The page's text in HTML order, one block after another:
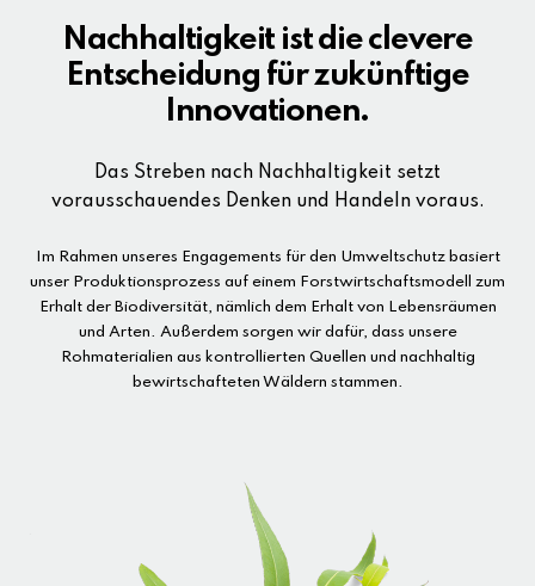
Nachhaltigkeit ist die clevere
Entscheidung für zukünftige
Innovationen.
Das Streben nach Nachhaltigkeit setzt
vorausschauendes Denken und Handeln voraus.
Im Rahmen unseres Engagements für den Umweltschutz basiert
unser Produktionsprozess auf einem Forstwirtschaftsmodell zum
Erhalt der Biodiversität, nämlich dem Erhalt von Lebensräumen
und Arten. Außerdem sorgen wir dafür, dass unsere
Rohmaterialien aus kontrollierten Quellen und nachhaltig
bewirtschafteten Wäldern stammen.